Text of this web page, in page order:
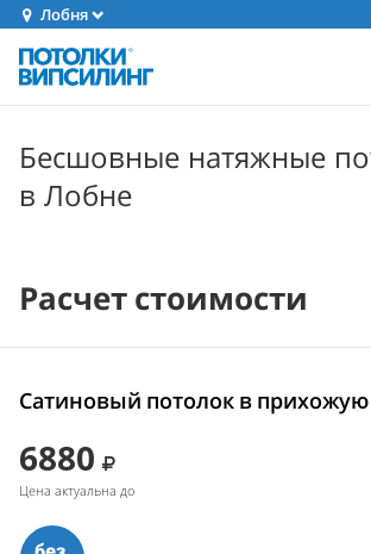
Лобня
Бесшовные натяжные
в Лобне
Расчет стоимости
Сатиновый потолок в прихожую
6880
Цена актуальна до